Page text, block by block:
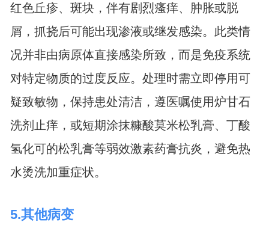
红色丘疹、斑块，伴有剧烈瘙痒、肿胀或脱
屑，抓挠后可能出现渗液或继发感染。此类情
况并非由病原体直接感染所致，而是免疫系统
对特定物质的过度反应。处理时需立即停用可
疑致敏物，保持患处清洁，遵医嘱使用炉甘石
洗剂止痒，或短期涂抹糠酸莫米松乳膏、丁酸
氢化可的松乳膏等弱效激素药膏抗炎，避免热
水烫洗加重症状。
5.其他病变